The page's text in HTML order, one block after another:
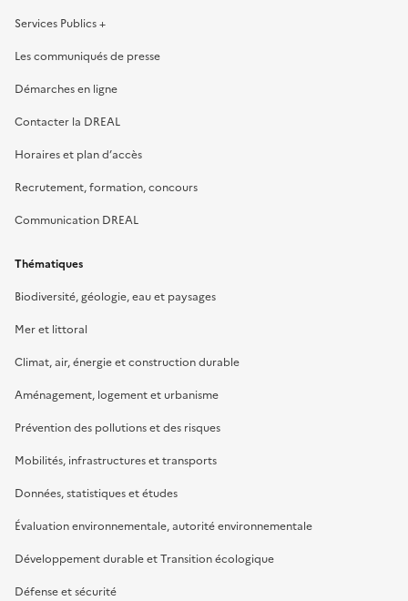
Services Publics +
Les communiqués de presse
Démarches en ligne
Contacter la DREAL
Horaires et plan d’accès
Recrutement, formation, concours
Communication DREAL
Thématiques
Biodiversité, géologie, eau et paysages
Mer et littoral
Climat, air, énergie et construction durable
Aménagement, logement et urbanisme
Prévention des pollutions et des risques
Mobilités, infrastructures et transports
Données, statistiques et études
Évaluation environnementale, autorité environnementale
Développement durable et Transition écologique
Défense et sécurité